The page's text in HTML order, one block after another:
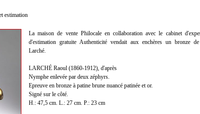
estimation
La maison de vente Philocale en collaboration avec le cabinet
d'estimation gratuite Authenticité vendait aux enchères un bronze
Larché.
LARCHÉ Raoul (1860-1912), d'après
Nymphe enlevée par deux zéphyrs.
Epreuve en bronze à patine brune nuancé patinée et or.
Signé sur le côté.
H.: 47,5 cm. L.: 27 cm. P.: 23 cm